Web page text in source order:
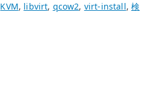
KVM, libvirt, qcow2, virt-install,検